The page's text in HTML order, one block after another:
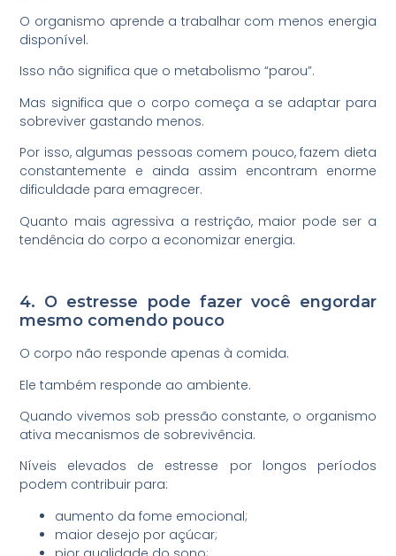
O organismo aprende a trabalhar com menos energia
disponível.
Isso não significa que o metabolismo “parou”.
Mas significa que o corpo começa a se adaptar para
sobreviver gastando menos.
Por isso, algumas pessoas comem pouco, fazem dieta
constantemente e ainda assim encontram enorme
dificuldade para emagrecer.
Quanto mais agressiva a restrição, maior pode ser a
tendência do corpo a economizar energia.
4. O estresse pode fazer você engordar
mesmo comendo pouco
O corpo não responde apenas à comida.
Ele também responde ao ambiente.
Quando vivemos sob pressão constante, o organismo
ativa mecanismos de sobrevivência.
Níveis elevados de estresse por longos períodos
podem contribuir para:
aumento da fome emocional;
maior desejo por açúcar;